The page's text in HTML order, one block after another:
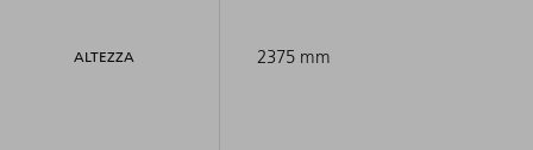
ALTEZZA 2375 mm